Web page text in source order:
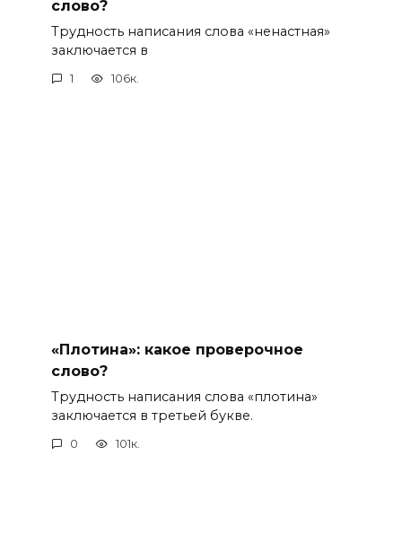
слово?
Трудность написания слова «ненастная»
заключается в
1 106к.
«Плотина»: какое проверочное
слово?
Трудность написания слова «плотина»
заключается в третьей букве.
0 101к.